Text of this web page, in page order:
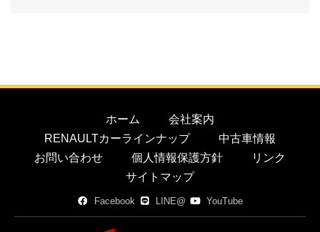
ホーム
会社案内
RENAULTカーラインナップ
中古車情報
お問い合わせ
個人情報保護方針
リンク
サイトマップ
Facebook LINE@ YouTube